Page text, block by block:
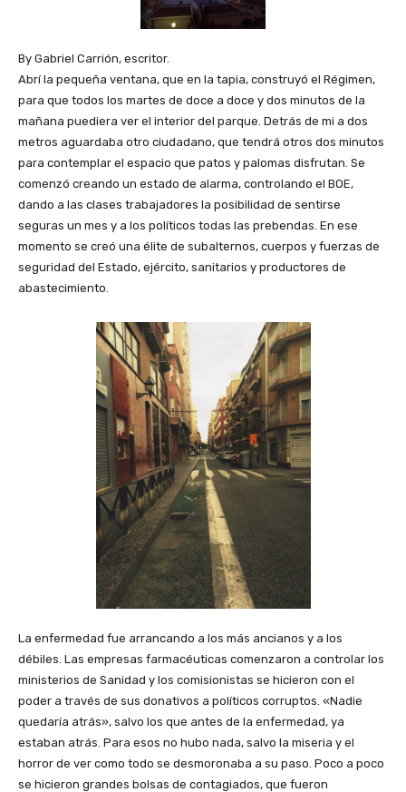
By Gabriel Carrión, escritor.
Abrí la pequeña ventana, que en la tapia, construyó el Régimen,
para que todos los martes de doce a doce y dos minutos de la
mañana puediera ver el interior del parque. Detrás de mi a dos
metros aguardaba otro ciudadano, que tendrá otros dos minutos
para contemplar el espacio que patos y palomas disfrutan. Se
comenzó creando un estado de alarma, controlando el BOE,
dando a las clases trabajadores la posibilidad de sentirse
seguras un mes y a los políticos todas las prebendas. En ese
momento se creó una élite de subalternos, cuerpos y fuerzas de
seguridad del Estado, ejército, sanitarios y productores de
abastecimiento.
La enfermedad fue arrancando a los más ancianos y a los
débiles. Las empresas farmacéuticas comenzaron a controlar los
ministerios de Sanidad y los comisionistas se hicieron con el
poder a través de sus donativos a políticos corruptos. «Nadie
quedaría atrás», salvo los que antes de la enfermedad, ya
estaban atrás. Para esos no hubo nada, salvo la miseria y el
horror de ver como todo se desmoronaba a su paso. Poco a poco
se hicieron grandes bolsas de contagiados, que fueron